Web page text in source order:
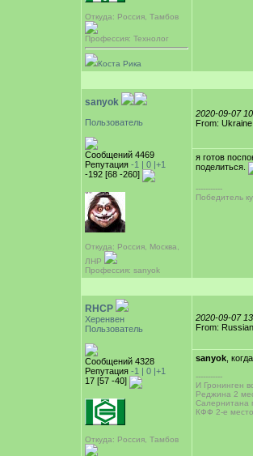
Откуда: Россия, Тамбов
Профессия: Технолог
Коста Рика
sanyok
Пользователь
Сообщений 4469
Репутация -1 | 0 |+1
-192 [68 -260]
Откуда: Россия, Москва,
ЛНР
Профессия: sanyok
2020-09-07
From: Ukraine
я готов
поделиться.
-----------
Победитель
RHCP
Херенвен
Пользователь
Сообщений 4328
Репутация -1 | 0 |+1
17 [57 -40]
Откуда: Россия, Тамбов
2020-09-07
From:
sanyok ,
-----------
И Гронинген
Реджина 2
Салернитана
КФФ 2-е